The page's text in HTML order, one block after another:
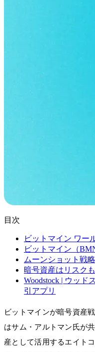
目次
ビットマイン ワー
ビットマイン（
ムーンショット戦
暗号資産はリスク
Woodstock | ウッド
引アプリ
ビットマインが暗号資産
はサム・アルトマン氏が
産として活用するエイト